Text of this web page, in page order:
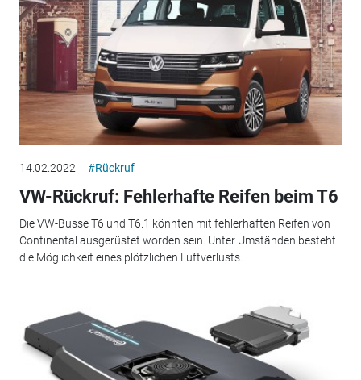
14.02.2022 #Rückruf
VW-Rückruf: Fehlerhafte Reifen beim T6
Die VW-Busse T6 und T6.1 könnten mit fehlerhaften Reifen von
Continental ausgerüstet worden sein. Unter Umständen besteht
die Möglichkeit eines plötzlichen Luftverlusts.